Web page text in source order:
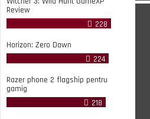
Review
228
Horizon: Zero Dawn
224
Razer phone 2 flagship pentru
gamig
218